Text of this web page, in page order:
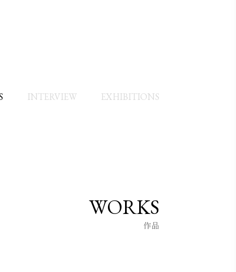
INTERVIEW EXHIBITIONS
WORKS
作品